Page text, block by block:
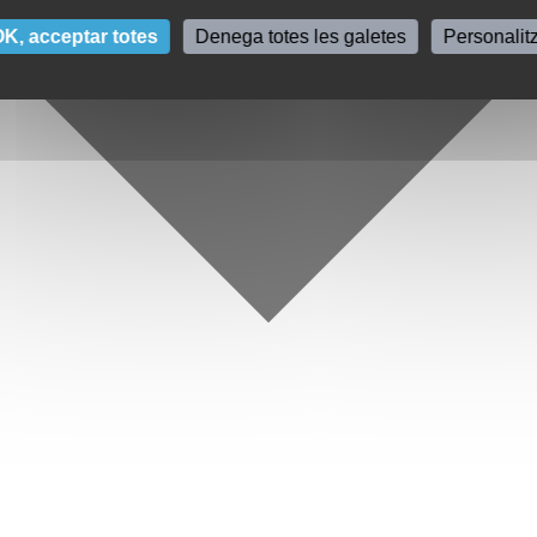
acceptar totes Denega totes les galetes